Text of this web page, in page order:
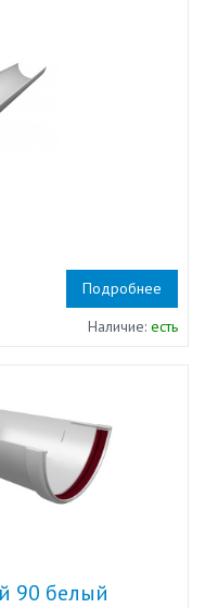
Подробнее
Наличие:есть
90 белый